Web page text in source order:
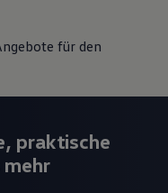
für den
praktische
mehr